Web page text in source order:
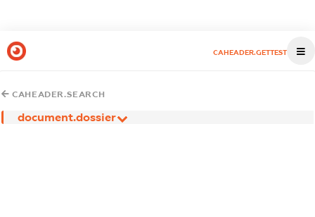
CAHEADER.GETTEST
CAHEADER.SEARCH
document.dossier